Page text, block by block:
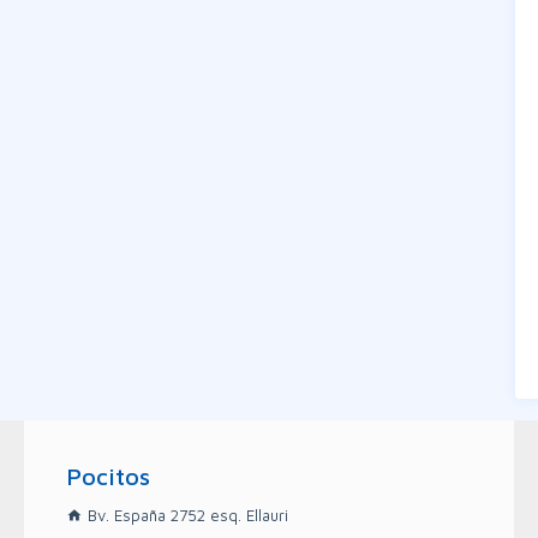
Pocitos
Bv. España 2752 esq. Ellauri